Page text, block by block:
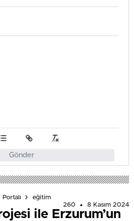
Gönder
eğitim
260
8 Kasım 2024
ile Erzurum’un